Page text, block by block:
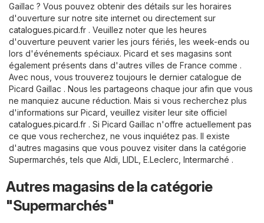
Gaillac ? Vous pouvez obtenir des détails sur les horaires
d'ouverture sur notre site internet ou directement sur
catalogues.picard.fr . Veuillez noter que les heures
d'ouverture peuvent varier les jours fériés, les week-ends ou
lors d'événements spéciaux. Picard et ses magasins sont
également présents dans d'autres villes de France comme .
Avec nous, vous trouverez toujours le dernier catalogue de
Picard Gaillac . Nous les partageons chaque jour afin que vous
ne manquiez aucune réduction. Mais si vous recherchez plus
d'informations sur Picard, veuillez visiter leur site officiel
catalogues.picard.fr . Si Picard Gaillac n'offre actuellement pas
ce que vous recherchez, ne vous inquiétez pas. Il existe
d'autres magasins que vous pouvez visiter dans la catégorie
Supermarchés , tels que Aldi LIDL E.Leclerc Intermarché .
Autres magasins de la catégorie
"Supermarchés"